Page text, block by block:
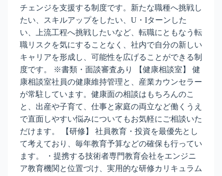
チェンジを支援する制度です。新たな職種へ挑戦し
たい、スキルアップをしたい、U・Iターンした
い、上流工程へ挑戦したいなど、転職にともなう転
職リスクを気にすることなく、社内で自分の新しい
キャリアを形成し、可能性を広げることができる制
度です。 ※書類・面談審査あり 【健康相談室】 健
康相談室社員の健康維持管理と、産業カウンセラー
が常駐しています。健康面の相談はもちろんのこ
と、出産や子育て、仕事と家庭の両立など働くうえ
で直面しやすい悩みについてもお気軽にご相談いた
だけます。 【研修】 社員教育・投資を最優先とし
て考えており、毎年教育予算などの確保も行ってい
ます。 ・提携する技術者専門教育会社をエンジニ
ア教育機関と位置づけ、実用的な研修カリキュラム